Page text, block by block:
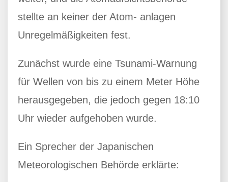
stellte an keiner der Atom- anlagen
Unregelmäßigkeiten fest.
Zunächst wurde eine Tsunami-Warnung
für Wellen von bis zu einem Meter Höhe
herausgegeben, die jedoch gegen 18:10
Uhr wieder aufgehoben wurde.
Ein Sprecher der Japanischen
Meteorologischen Behörde erklärte: